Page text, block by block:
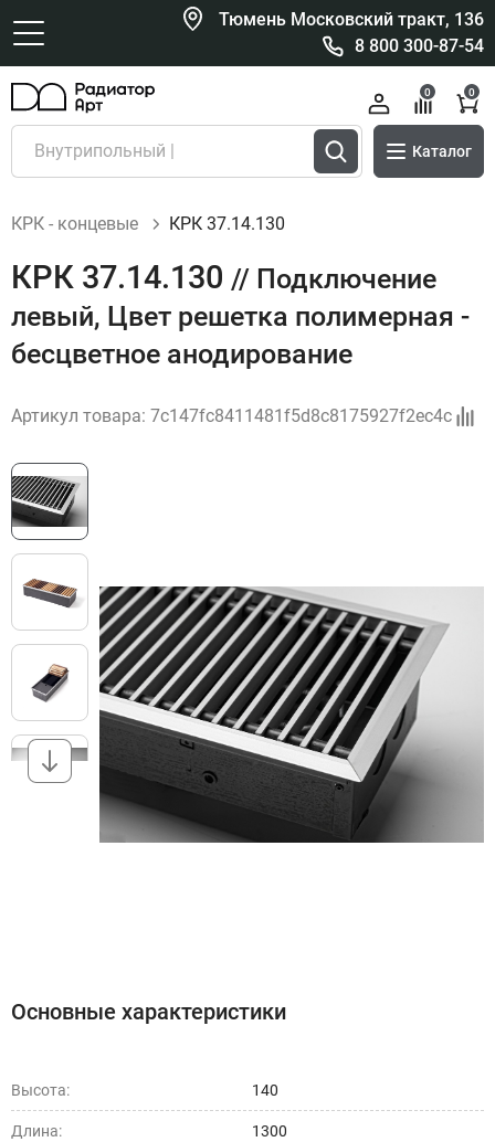
Тюмень Московский тракт, 136
8 800 300-87-54
Каталог
0 0
КРК - концевые КРК 37.14.130
КРК 37.14.130 // Подключение
левый, Цвет решетка полимерная -
бесцветное анодирование
Артикул товара: 7c147fc8411481f5d8c8175927f2ec4c
Основные характеристики
Высота: 140
Длина: 1300